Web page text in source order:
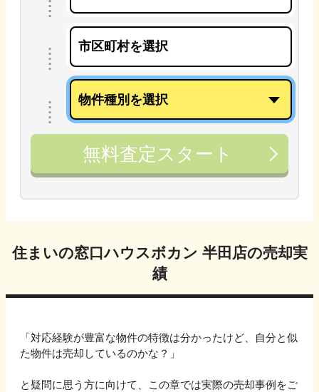
無料査定スタート
住まいの窓口ハウスボカン 半田店の売却実
績
「対応経験が豊富な物件の特徴は分かったけど、自分と似
た物件は売却しているのかな？」
と疑問に思う方に向けて、この章では実際の売却事例をご